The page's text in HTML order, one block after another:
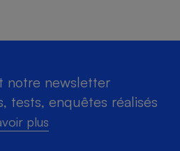
notre newsletter
tests, enquêtes réalisés
plus